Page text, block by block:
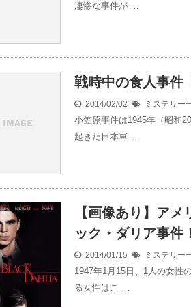
凄惨な事件が …
戦時中の食人事件
2014/02/02 ミステリー
小笠原事件は1945年（昭和
起きた日本軍 …
【画像あり】ア
ック・ダリア事件
2014/01/15 ミステリー
1947年1月15日、1人の女性
る女性はこ …